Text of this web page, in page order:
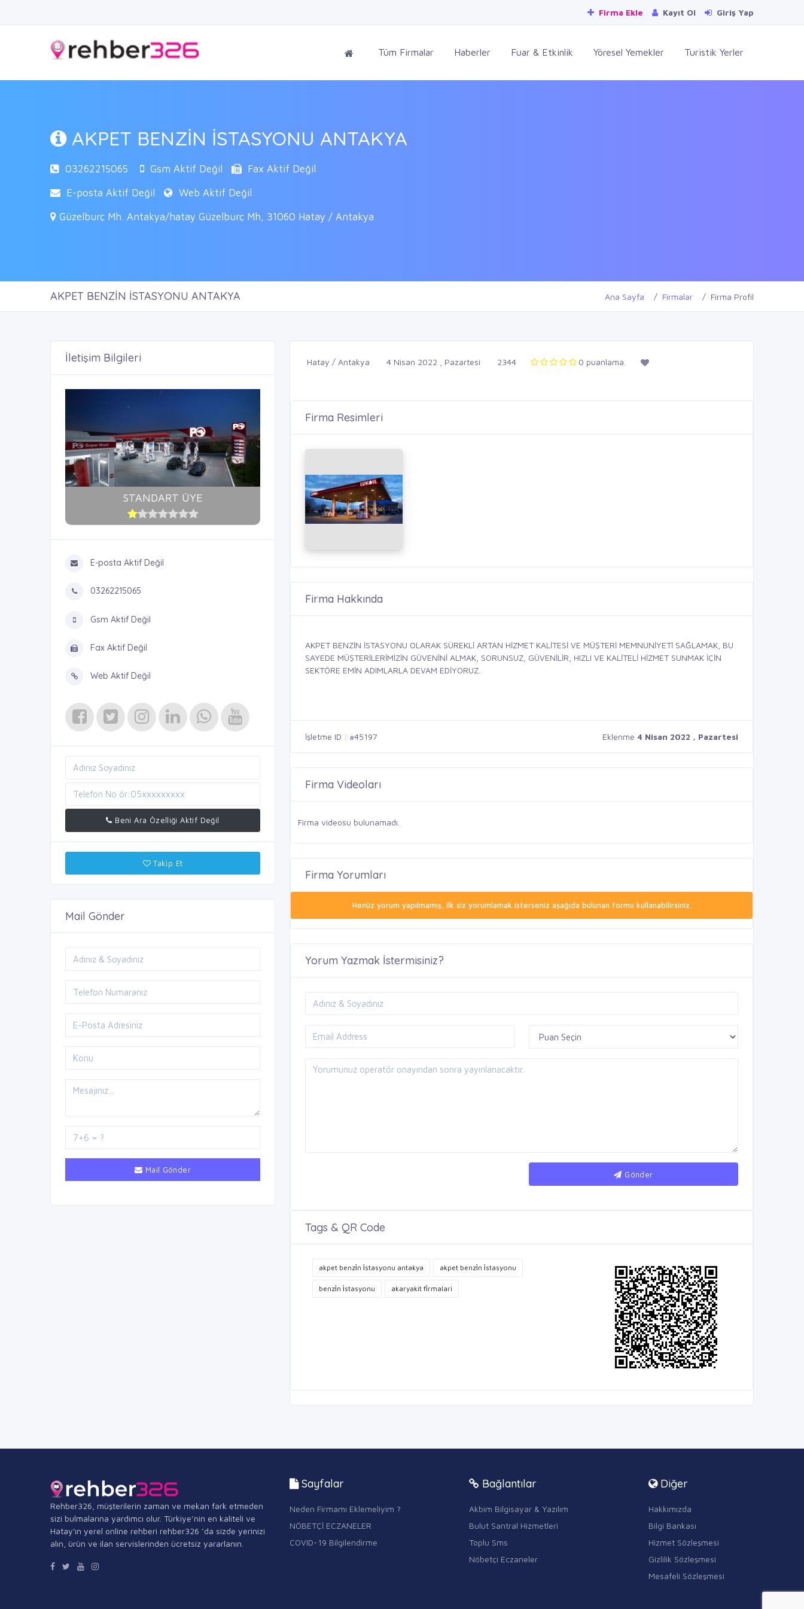
Firma Ekle Kayıt Ol Giriş Yap
Tüm Firmalar Haberler Fuar & Etkinlik Yöresel Yemekler Turistik Yerler
AKPET BENZİN İSTASYONU ANTAKYA
03262215065 Gsm Aktif Değil
Fax Aktif Değil
E-posta Aktif Değil
Web Aktif Değil
Güzelburç Mh. Antakya/hatay Güzelburç Mh, 31060 Hatay / Antakya
AKPET BENZİN İSTASYONU ANTAKYA Ana Sayfa Firmalar Firma Profil
İletişim Bilgileri
STANDART ÜYE
E-posta Aktif Değil
03262215065
Gsm Aktif Değil
Fax Aktif Değil
Web Aktif Değil
Beni Ara Özelliği Aktif Değil
Takip Et
Mail Gönder
Mail Gönder
Hatay / Antakya 4 Nisan 2022 , Pazartesi 2344 0 puanlama.
Firma Resimleri
Firma Hakkında
AKPET BENZİN İSTASYONU OLARAK SÜREKLİ ARTAN HİZMET KALİTESİ VE MÜŞTERİ MEMNUNİYETİ SAĞLAMAK, BU
SAYEDE MÜŞTERİLERİMİZİN GÜVENİNİ ALMAK, SORUNSUZ, GÜVENİLİR, HIZLI VE KALİTELİ HİZMET SUNMAK İÇİN
SEKTÖRE EMİN ADIMLARLA DEVAM EDİYORUZ.
İşletme ID : #45197 Eklenme 4 Nisan 2022 , Pazartesi
Firma Videoları
Firma videosu bulunamadı.
Firma Yorumları
Henüz yorum yapılmamış, ilk siz yorumlamak isterseniz aşağıda bulunan formu kullanabilirsiniz.
Yorum Yazmak İstermisiniz?
Gönder
Tags & QR Code
akpet benzi̇n i̇stasyonu antakya akpet benzi̇n i̇stasyonu
benzi̇n i̇stasyonu akaryakit fi̇rmalari
Rehber326, müşterilerin zaman ve mekan fark etmeden
sizi bulmalarına yardımcı olur. Türkiye’nin en kaliteli ve
Hatay'ın yerel online rehberi rehber326 ‘da sizde yerinizi
alın, ürün ve ilan servislerinden ücretsiz yararlanın.
Sayfalar
Neden Firmamı Eklemeliyim ?
NÖBETÇİ ECZANELER
COVID-19 Bilgilendirme
Bağlantılar
Akbim Bilgisayar & Yazılım
Bulut Santral Hizmetleri
Toplu Sms
Nöbetçi Eczaneler
Diğer
Hakkımızda
Bilgi Bankası
Hizmet Sözleşmesi
Gizlilik Sözleşmesi
Mesafeli Sözleşmesi